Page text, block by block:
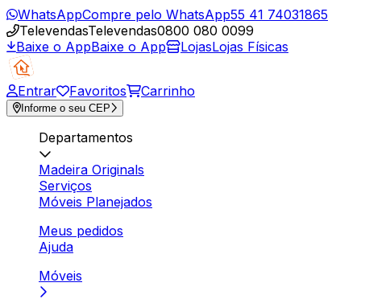
WhatsAppCompre pelo WhatsApp55 41 74031865
TelevendasTelevendas0800 080 0099
Baixe o AppBaixe o App LojasLojas Físicas
Entrar Favoritos Carrinho
Informe o seu CEP
Departamentos
Madeira Originals
Serviços
Móveis Planejados
Meus pedidos
Ajuda
Móveis